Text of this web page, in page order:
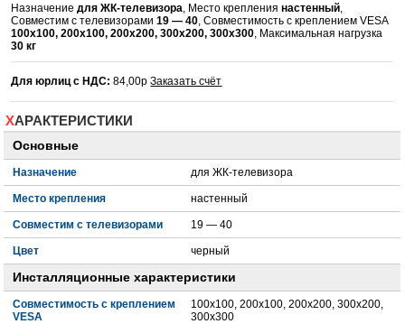
Назначениедля ЖК-телевизора, Место креплениянастенный,
Совместим с телевизорами19 — 40, Совместимость с креплением VESA
100x100, 200x100, 200x200, 300x200, 300x300, Максимальная нагрузка
30 кг
Для юрлиц с НДС: 84,00рЗаказать счёт
ХАРАКТЕРИСТИКИ
Основные
Назначение для ЖК-телевизора
Место крепления настенный
Совместим с телевизорами 19 — 40
Цвет черный
Инсталляционные характеристики
Совместимость с креплением
VESA
100x100, 200x100, 200x200, 300x200,
300x300